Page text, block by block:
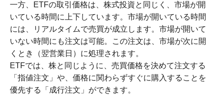
一方、ETFの取引価格は、株式投資と同じく、市場が開
いている時間に上下しています。市場が開いている時間
には、リアルタイムで売買が成立します。市場が開いて
いない時間にも注文は可能。この注文は、市場が次に開
くとき（翌営業日）に処理されます。
ETFでは、株と同じように、売買価格を決めて注文する
「指値注文」や、価格に関わらずすぐに購入することを
優先する「成行注文」ができます。